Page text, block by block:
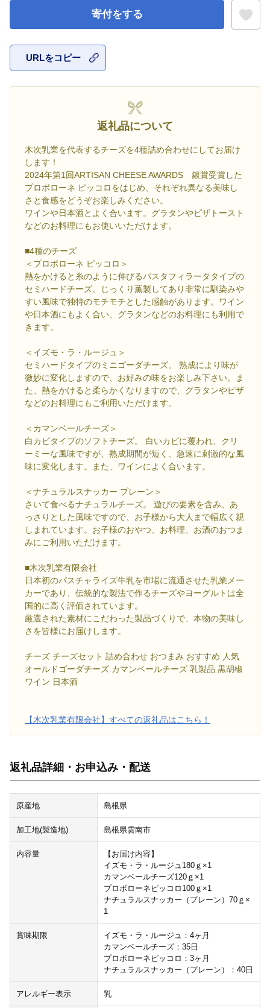
寄付をする
URLをコピー
返礼品について
木次乳業を代表するチーズを4種詰め合わせにしてお届け
します！
2024年第1回ARTISAN CHEESE AWARDS 銀賞受賞した
プロボローネ ピッコロをはじめ、それぞれ異なる美味し
さと食感をどうぞお楽しみください。
ワインや日本酒とよく合います。グラタンやピザトースト
などのお料理にもお使いいただけます。
■4種のチーズ
＜プロボローネ ピッコロ＞
熱をかけると糸のように伸びるパスタフィラータタイプの
セミハードチーズ。じっくり薫製してあり非常に馴染みや
すい風味で独特のモチモチとした感触があります。ワイン
や日本酒にもよく合い、グラタンなどのお料理にも利用で
きます。
＜イズモ・ラ・ルージュ＞
セミハードタイプのミニゴーダチーズ。 熟成により味が
微妙に変化しますので、お好みの味をお楽しみ下さい。ま
た、熱をかけると柔らかくなりますので、グラタンやピザ
などのお料理にもご利用いただけます。
＜カマンベールチーズ＞
白カビタイプのソフトチーズ。 白いカビに覆われ、クリ
ーミーな風味ですが、熟成期間が短く、急速に刺激的な風
味に変化します。また、ワインによく合います。
＜ナチュラルスナッカー プレーン＞
さいて食べるナチュラルチーズ。 遊びの要素を含み、あ
っさりとした風味ですので、お子様から大人まで幅広く親
しまれています。お子様のおやつ、お料理、お酒のおつま
みにご利用いただけます。
■木次乳業有限会社
日本初のパスチャライズ牛乳を市場に流通させた乳業メー
カーであり、伝統的な製法で作るチーズやヨーグルトは全
国的に高く評価されています。
厳選された素材にこだわった製品づくりで、本物の美味し
さを皆様にお届けします。
チーズ チーズセット 詰め合わせ おつまみ おすすめ 人気
オールドゴーダチーズ カマンベールチーズ 乳製品 黒胡椒
ワイン 日本酒
【木次乳業有限会社】すべての返礼品はこちら！
返礼品詳細・お申込み・配送
原産地 島根県
加工地(製造地) 島根県雲南市
内容量
【お届け内容】
イズモ・ラ・ルージュ180ｇ×1
カマンベールチーズ120ｇ×1
プロボローネピッコロ100ｇ×1
ナチュラルスナッカー（プレーン）70ｇ×
1
賞味期限
イズモ・ラ・ルージュ：4ヶ月
カマンベールチーズ：35日
プロボローネピッコロ：3ヶ月
ナチュラルスナッカー（プレーン）：40日
アレルギー表示 乳